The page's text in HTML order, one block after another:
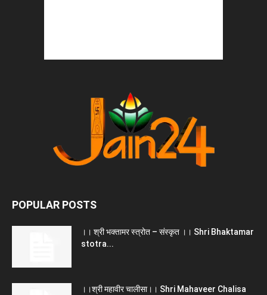
POPULAR POSTS
।। श्री भक्तामर स्त्रोत – संस्कृत ।। Shri Bhaktamar
stotra...
।।श्री महावीर चालीसा।। Shri Mahaveer Chalisa